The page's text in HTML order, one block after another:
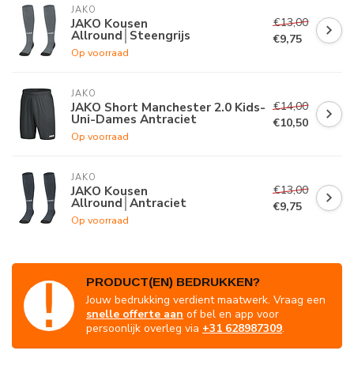
JAKO
JAKO Kousen
Allround│Steengrijs
Op voorraad
€13,00
€9,75
JAKO
JAKO Short Manchester 2.0 Kids-
Uni-Dames Antraciet
Op voorraad
€14,00
€10,50
JAKO
JAKO Kousen
Allround│Antraciet
Op voorraad
€13,00
€9,75
PRODUCT(EN) BEDRUKKEN?
Jouw bedrukking verdient maatwerk. Vraag een
snelle offerte aan of bel en app voor
persoonlijk overleg via +31 628987309.